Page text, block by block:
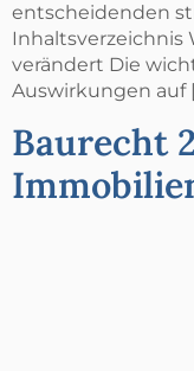
entscheidenden
Inhaltsverzeichnis
verändert Die
Auswirkungen auf
Baurecht